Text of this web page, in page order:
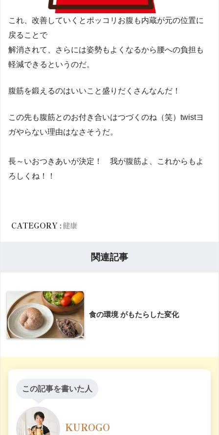
これ、改善していくとポッコリお腹も内蔵が元の位置に
戻ることで
解消されて、さらには姿勢もよくなるから腰への負担も
軽減できるというのだ。
腹筋を鍛えるのはいいこと盛りだくさんなんだ！
この先も腹筋とのお付き合いはつづくのね（笑）twistヨ
ガやらない理由はなさそうだ。
長～いおつきあいが決定！ 我が腹筋よ、これからもよ
ろしくね！！
CATEGORY :健康
関連記事
食の環境 がもたらした変化
この記事を書いた人
KUROGO